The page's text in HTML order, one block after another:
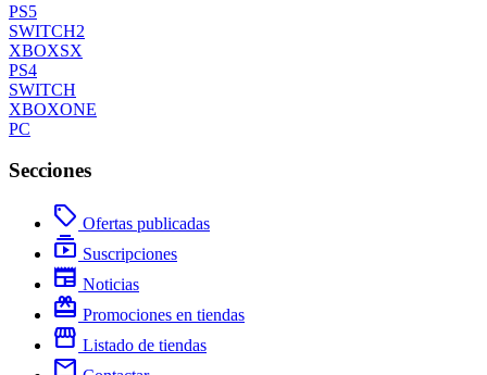
PS5
SWITCH2
XBOXSX
PS4
SWITCH
XBOXONE
PC
Secciones
local_offer Ofertas publicadas
subscriptions Suscripciones
newspaper Noticias
redeem Promociones en tiendas
storefront Listado de tiendas
mail